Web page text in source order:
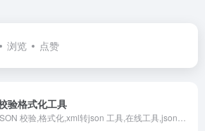
浏览 点赞
验格式化工具